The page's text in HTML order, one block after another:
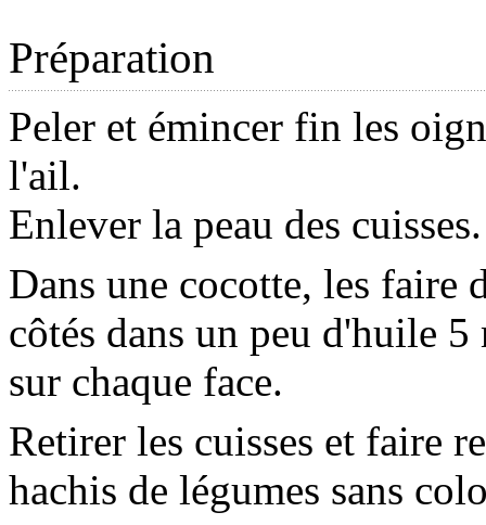
Préparation
Peler et émincer fin les
l'ail.
Enlever la peau des cuisses.
Dans une cocotte, les faire
côtés dans un peu d'huile 5
sur chaque face.
Retirer les cuisses et faire
hachis de légumes sans